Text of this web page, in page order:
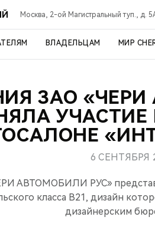
Москва, 2-ой Магистральный туп., д.
ВЛАДЕЛЬЦАМ МИР
ЗАО «ЧЕРИ
6 СЕНТЯБРЯ
АВТОМОБИЛИ РУС»
класса B21, дизайн
дизайнерским